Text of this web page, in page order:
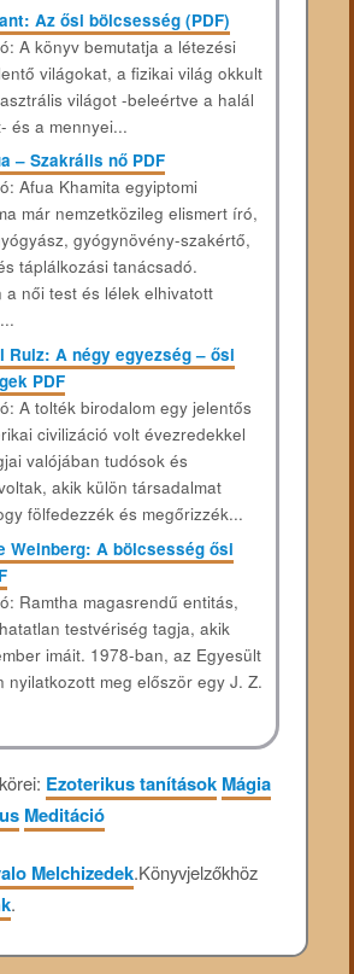
Az ősi bölcsesség (PDF)
A könyv bemutatja a létezési
világokat, a fizikai világ okkult
világot -beleértve a halál
és a mennyei...
– Szakrális ​nő PDF
Afua ​Khamita egyiptomi
már nemzetkö­zileg elismert író,
gyógynövény-sza­kértő,
táplálkozási tanácsadó.
a női test és lélek elhivatott
Ruiz: A négy egyezség – ősi
PDF
A tolték birodalom egy jelentős
civilizáció volt évezredekkel
valójában tudósok és
akik külön társadalmat
fölfedezzék és megőrizzék...
Weinberg: A bölcsesség ősi
Ramtha magasrendű entitás,
testvériség tagja, akik
imáit. 1978-ban, az Egyesült
nyilatkozott meg először egy J. Z.
Ezoterikus tanítások Mágia
Meditáció
Melchizedek.Könyvjelzőkhöz
.